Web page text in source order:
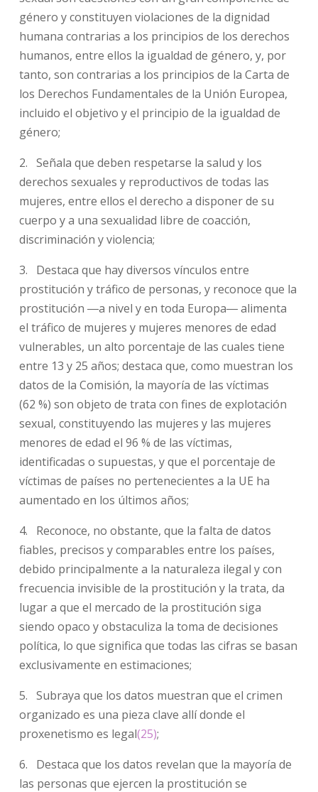
género y constituyen violaciones de la dignidad
humana contrarias a los principios de los derechos
humanos, entre ellos la igualdad de género, y, por
tanto, son contrarias a los principios de la Carta de
los Derechos Fundamentales de la Unión Europea,
incluido el objetivo y el principio de la igualdad de
género;
2. Señala que deben respetarse la salud y los
derechos sexuales y reproductivos de todas las
mujeres, entre ellos el derecho a disponer de su
cuerpo y a una sexualidad libre de coacción,
discriminación y violencia;
3. Destaca que hay diversos vínculos entre
prostitución y tráfico de personas, y reconoce que la
prostitución ―a nivel y en toda Europa― alimenta
el tráfico de mujeres y mujeres menores de edad
vulnerables, un alto porcentaje de las cuales tiene
entre 13 y 25 años; destaca que, como muestran los
datos de la Comisión, la mayoría de las víctimas
(62 %) son objeto de trata con fines de explotación
sexual, constituyendo las mujeres y las mujeres
menores de edad el 96 % de las víctimas,
identificadas o supuestas, y que el porcentaje de
víctimas de países no pertenecientes a la UE ha
aumentado en los últimos años;
4. Reconoce, no obstante, que la falta de datos
fiables, precisos y comparables entre los países,
debido principalmente a la naturaleza ilegal y con
frecuencia invisible de la prostitución y la trata, da
lugar a que el mercado de la prostitución siga
siendo opaco y obstaculiza la toma de decisiones
política, lo que significa que todas las cifras se basan
exclusivamente en estimaciones;
5. Subraya que los datos muestran que el crimen
organizado es una pieza clave allí donde el
proxenetismo es legal(25);
6. Destaca que los datos revelan que la mayoría de
las personas que ejercen la prostitución se